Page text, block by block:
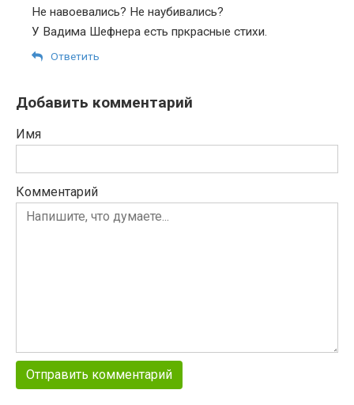
Не навоевались? Не наубивались?
У Вадима Шефнера есть пркрасные стихи.
Ответить
Добавить комментарий
Имя
Комментарий